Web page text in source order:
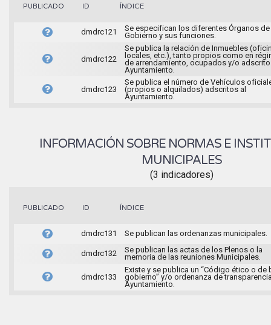
PUBLICADO ID ÍNDICE
dmdrc121
Se especifican los diferentes Órganos de
Gobierno y sus funciones.
dmdrc122
Se publica la relación de Inmuebles
locales, etc.), tanto propios como en
de arrendamiento, ocupados y/o
Ayuntamiento.
dmdrc123
Se publica el número de Vehículos
(propios o alquilados) adscritos al
Ayuntamiento.
INFORMACIÓN SOBRE NORMAS E
MUNICIPALES
(3 indicadores)
PUBLICADO ID ÍNDICE
dmdrc131 Se publican las ordenanzas municipales.
dmdrc132
Se publican las actas de los Plenos o la
memoria de las reuniones Municipales.
dmdrc133
Existe y se publica un “Código ético o de
gobierno” y/o ordenanza de
Ayuntamiento.